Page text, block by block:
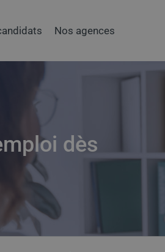
Nos agences
dès